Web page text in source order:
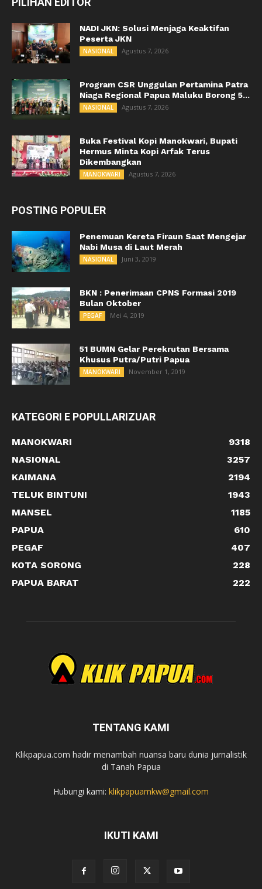
NADI JKN: Solusi Menjaga Keaktifan
Peserta JKN
NASIONAL Agustus 7, 2026
Program CSR Unggulan Pertamina Patra
Niaga Regional Papua Maluku Borong 5...
NASIONAL Agustus 7, 2026
Buka Festival Kopi Manokwari, Bupati
Hermus Minta Kopi Arfak Terus
Dikembangkan
MANOKWARI Agustus 7, 2026
POSTING POPULER
Penemuan Kereta Firaun Saat Mengejar
Nabi Musa di Laut Merah
NASIONAL Juni 3, 2019
BKN : Penerimaan CPNS Formasi 2019
Bulan Oktober
PEGAF Mei 4, 2019
51 BUMN Gelar Perekrutan Bersama
Khusus Putra/Putri Papua
MANOKWARI November 1, 2019
KATEGORI E POPULLARIZUAR
MANOKWARI
9318
NASIONAL
3257
KAIMANA
2194
TELUK BINTUNI
1943
MANSEL
1185
PAPUA
610
PEGAF
407
KOTA SORONG
228
PAPUA BARAT
222
TENTANG KAMI
Klikpapua.com hadir menambah nuansa baru dunia jurnalistik
di Tanah Papua
Hubungi kami: klikpapuamkw@gmail.com
IKUTI KAMI